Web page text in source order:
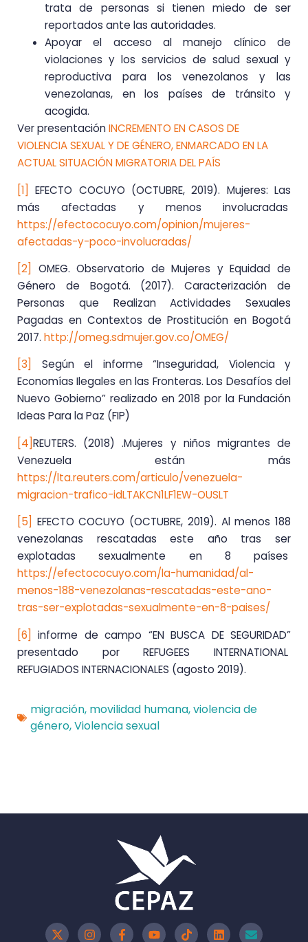
trata de personas si tienen miedo de ser
reportados ante las autoridades.
Apoyar el acceso al manejo clínico de
violaciones y los servicios de salud sexual y
reproductiva para los venezolanos y las
venezolanas, en los países de tránsito y
acogida.
Ver presentaciónINCREMENTO EN CASOS DE
VIOLENCIA SEXUAL Y DE GÉNERO, ENMARCADO EN LA
ACTUAL SITUACIÓN MIGRATORIA DEL PAÍS
[1] EFECTO COCUYO (OCTUBRE, 2019). Mujeres: Las
más afectadas y menos involucradas
https://efectococuyo.com/opinion/mujeres-
afectadas-y-poco-involucradas/
[2]
OMEG. Observatorio de Mujeres y Equidad de
Género de Bogotá. (2017). Caracterización de
Personas que Realizan Actividades Sexuales
Pagadas en Contextos de Prostitución en Bogotá
2017. http://omeg.sdmujer.gov.co/OMEG/
[3]
Según el informe “Inseguridad, Violencia y
Economías Ilegales en las Fronteras. Los Desafíos del
Nuevo Gobierno” realizado en 2018 por la Fundación
Ideas Para la Paz (FIP)
[4]REUTERS. (2018) .Mujeres y niños migrantes de
Venezuela están más
https://lta.reuters.com/articulo/venezuela-
migracion-trafico-idLTAKCN1LF1EW-OUSLT
[5]
EFECTO COCUYO (OCTUBRE, 2019). Al menos 188
venezolanas rescatadas este año tras ser
explotadas sexualmente en 8 países
https://efectococuyo.com/la-humanidad/al-
menos-188-venezolanas-rescatadas-este-ano-
tras-ser-explotadas-sexualmente-en-8-paises/
[6] informe de campo “EN BUSCA DE SEGURIDAD”
presentado por REFUGEES INTERNATIONAL
REFUGIADOS INTERNACIONALES (agosto 2019).
migración, movilidad humana,violencia de
género,Violencia sexual